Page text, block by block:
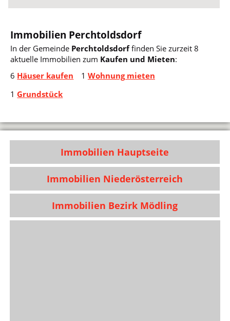
Immobilien Perchtoldsdorf
In der Gemeinde Perchtoldsdorffinden Sie zurzeit 8
aktuelle Immobilien zum Kaufen und Mieten:
6 Häuser kaufen 1 Wohnung mieten
1Grundstück
Immobilien Hauptseite
Immobilien Niederösterreich
Immobilien Bezirk Mödling